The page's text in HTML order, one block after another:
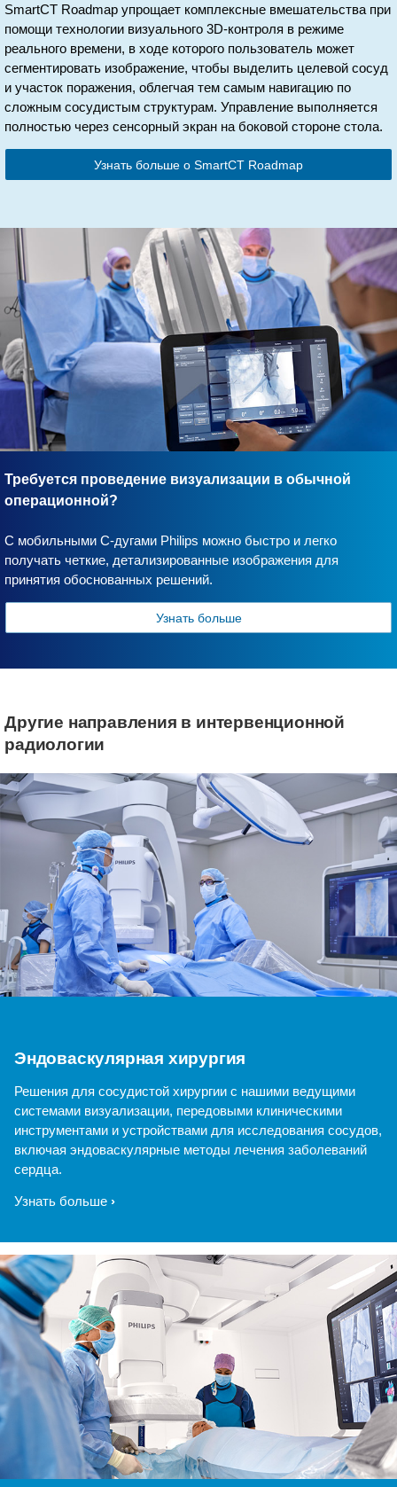
SmartCT Roadmap упрощает комплексные вмешательства при
помощи технологии визуального 3D-контроля в режиме
реального времени, в ходе которого пользователь может
сегментировать изображение, чтобы выделить целевой сосуд
и участок поражения, облегчая тем самым навигацию по
сложным сосудистым структурам. Управление выполняется
полностью через сенсорный экран на боковой стороне стола.
Узнать больше о SmartCT Roadmap
Требуется проведение визуализации в обычной
операционной?
С мобильными С-дугами Philips можно быстро и легко
получать четкие, детализированные изображения для
принятия обоснованных решений.
Узнать больше
Другие направления в интервенционной
радиологии
Эндоваскулярная хирургия
Решения для сосудистой хирургии с нашими ведущими
системами визуализации, передовыми клиническими
инструментами и устройствами для исследования сосудов,
включая эндоваскулярные методы лечения заболеваний
сердца.
Узнать больше